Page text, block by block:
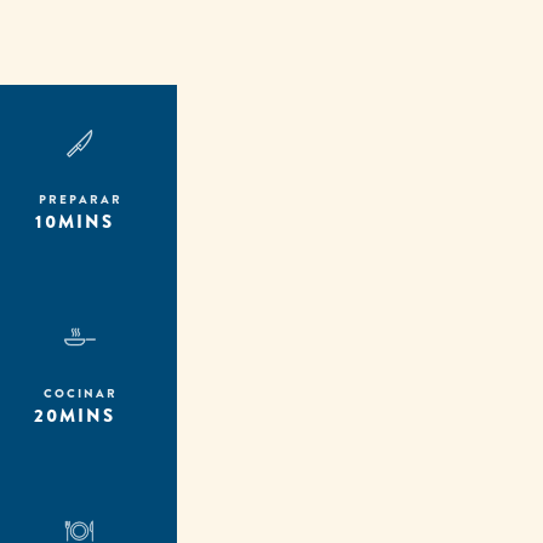
PREPARAR
10MINS
COCINAR
20MINS